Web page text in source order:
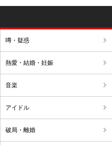
噂・疑惑
熱愛・結婚・妊娠
音楽
アイドル
破局・離婚